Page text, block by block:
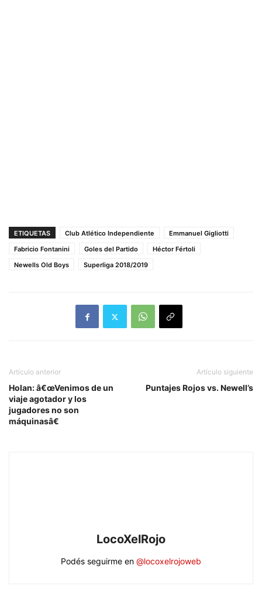
ETIQUETAS Club Atlético Independiente
Emmanuel Gigliotti
Fabricio Fontanini
Goles del Partido
Héctor Fértoli
Newells Old Boys
Superliga 2018/2019
Artículo anterior
Holan: â€œVenimos de un
viaje agotador y los
jugadores no son
máquinasâ€
Artículo siguiente
Puntajes Rojos vs. Newell’s
LocoXelRojo
Podés seguirme en @locoxelrojoweb